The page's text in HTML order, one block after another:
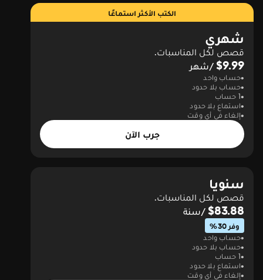
الكتب الأكثر استماعًا
شهري
قصص لكل المناسبات.
$9.99 /شهر
حساب واحد
حساب بلا حدود
1 حساب
استماع بلا حدود
إلغاء في أي وقت
جرب الآن
سنويا
قصص لكل المناسبات.
$83.88 /سنة
وفر 30%
حساب واحد
حساب بلا حدود
1 حساب
استماع بلا حدود
إلغاء في أي وقت